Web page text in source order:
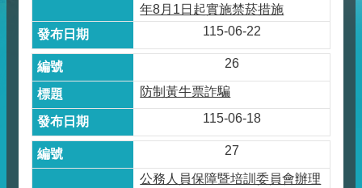
年8月1日起實施禁菸措施
115-06-22
26
防制黃牛票詐騙
115-06-18
27
公務人員保障暨培訓委員會辦理